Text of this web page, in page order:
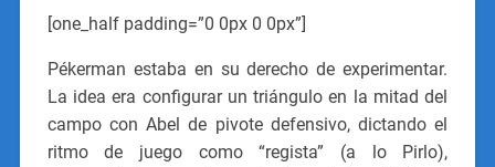
[one_half padding=”0 0px 0 0px”]
Pékerman estaba en su derecho de experimentar.
La idea era configurar un triángulo en la mitad del
campo con Abel de pivote defensivo, dictando el
ritmo de juego como “regista” (a lo Pirlo),